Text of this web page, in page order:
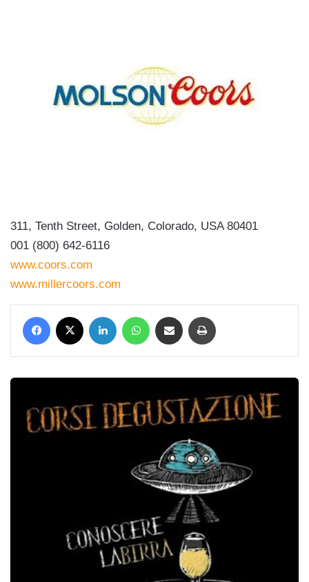
311, Tenth Street, Golden, Colorado, USA 80401
001 (800) 642-6116
www.coors.com
www.millercoors.com
Facebook LinkedIn WhatsApp Condividi via mail